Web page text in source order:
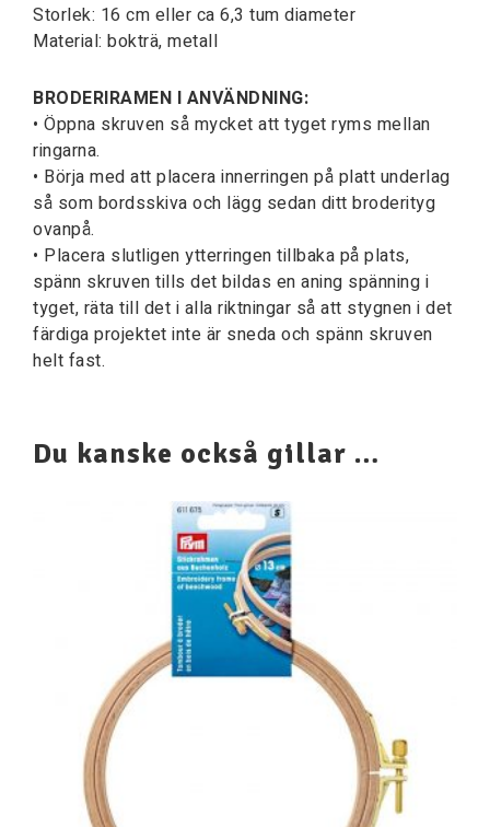
Storlek: 16 cm eller ca 6,3 tum diameter
Material: bokträ, metall
BRODERIRAMEN I ANVÄNDNING:
• Öppna skruven så mycket att tyget ryms mellan
ringarna.
• Börja med att placera innerringen på platt underlag
så som bordsskiva och lägg sedan ditt broderityg
ovanpå.
• Placera slutligen ytterringen tillbaka på plats,
spänn skruven tills det bildas en aning spänning i
tyget, räta till det i alla riktningar så att stygnen i det
färdiga projektet inte är sneda och spänn skruven
helt fast.
Du kanske också gillar …